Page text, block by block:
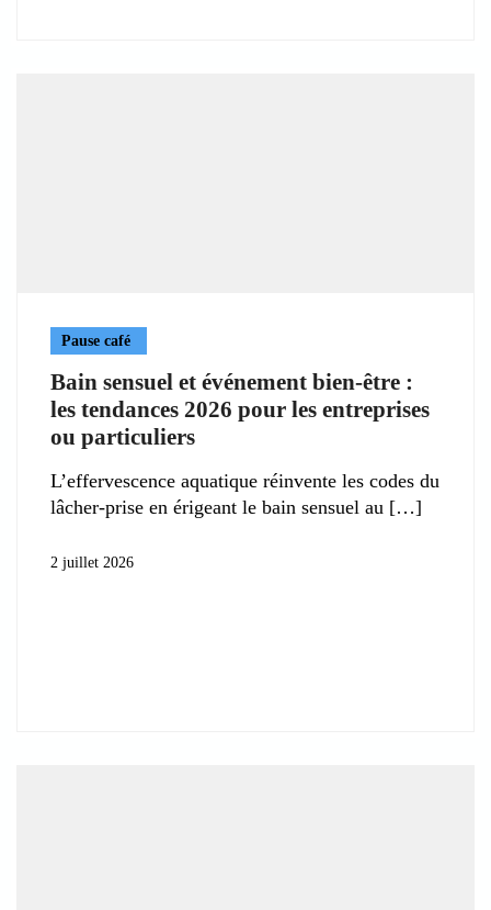
Pause café
Bain sensuel et événement bien-être :
les tendances 2026 pour les entreprises
ou particuliers
L’effervescence aquatique réinvente les codes du
lâcher-prise en érigeant le bain sensuel au
2 juillet 2026